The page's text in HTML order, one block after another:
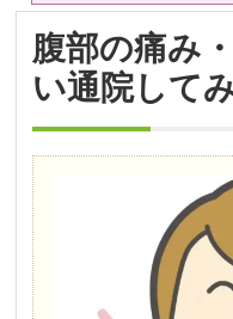
腹部の痛み
い通院して